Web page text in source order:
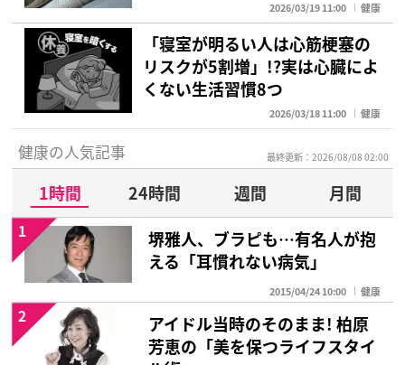
2026/03/19 11:00 健康
「寝室が明るい人は心筋梗塞の
リスクが5割増」!?実は心臓によ
くない生活習慣8つ
2026/03/18 11:00 健康
健康の人気記事 最終更新：2026/08/08 02:00
1時間 24時間 週間
月間
堺雅人、ブラピも…有名人が抱
える「耳慣れない病気」
2015/04/24 10:00 健康
1
アイドル当時のそのまま! 柏原
芳恵の「美を保つライフスタイ
2